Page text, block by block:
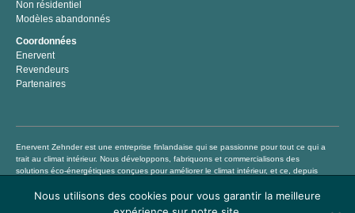
Non résidentiel
Modèles abandonnés
Coordonnées
Enervent
Revendeurs
Partenaires
Enervent Zehnder est une entreprise finlandaise qui se passionne pour tout ce qui a
trait au climat intérieur. Nous développons, fabriquons et commercialisons des
solutions éco-énergétiques conçues pour améliorer le climat intérieur, et ce, depuis
intérieur sain et confortable en proposant des produits de traitement de l’air de
qualité supérieure permettant non seulement d’économiser de l’argent mais
Nous utilisons des cookies pour vous garantir la meilleure